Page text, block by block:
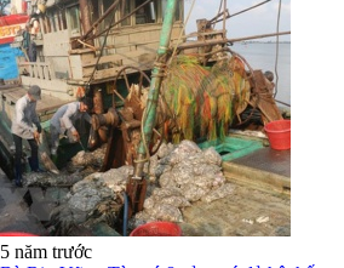
5 năm trước